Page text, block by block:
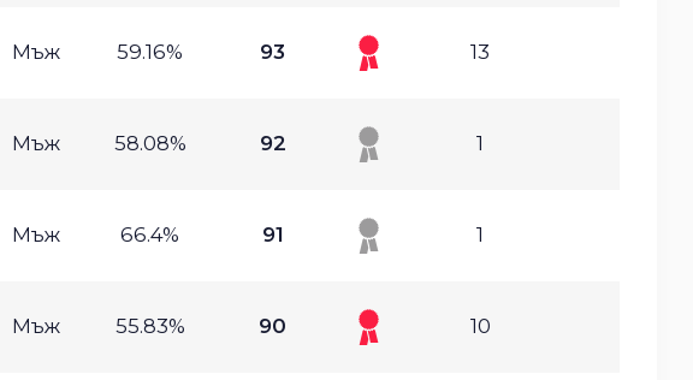
Мъж 59.16% 93 13
Мъж 58.08% 92 1
Мъж 66.4% 91 1
Мъж 55.83% 90 10